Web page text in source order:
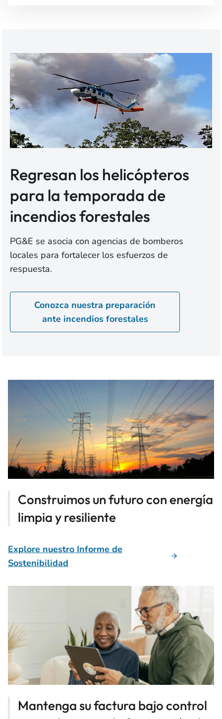
Regresan los helicópteros
para la temporada de
incendios forestales
PG&E se asocia con agencias de bomberos
locales para fortalecer los esfuerzos de
respuesta.
Conozca nuestra preparación
ante incendios forestales
Construimos un futuro con energía
limpia y resiliente
Explore nuestro Informe de
Sostenibilidad
Mantenga su factura bajo control